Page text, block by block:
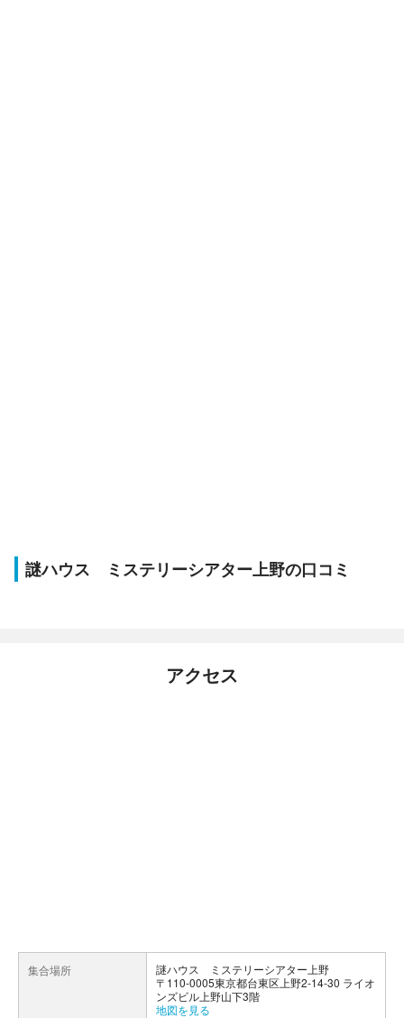
謎ハウス ミステリーシアター上野の口コミ
アクセス
集合場所
謎ハウス ミステリーシアター上野
〒110-0005東京都台東区上野2-14-30 ライオ
ンズビル上野山下3階
地図を見る